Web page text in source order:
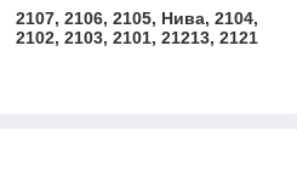
2107, 2106, 2105, Нива, 2104,
2102, 2103, 2101, 21213, 2121